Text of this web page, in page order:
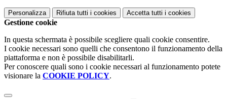
Personalizza Rifiuta tutti i cookies Accetta tutti i cookies
Gestione cookie
In questa schermata è possibile scegliere quali cookie consentire.
I cookie necessari sono quelli che consentono il funzionamento della
piattaforma e non è possibile disabilitarli.
Per conoscere quali sono i cookie necessari al funzionamento potete
visionare la COOKIE POLICY.